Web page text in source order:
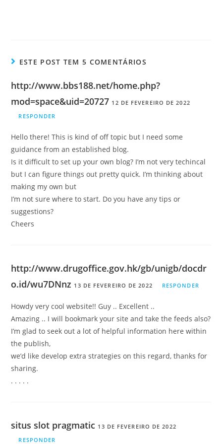
ESTE POST TEM 5 COMENTÁRIOS
http://www.bbs188.net/home.php?
mod=space&uid=20727 12 DE FEVEREIRO DE 2022
RESPONDER
Hello there! This is kind of off topic but I need some
guidance from an established blog.
Is it difficult to set up your own blog? I’m not very techincal
but I can figure things out pretty quick. I’m thinking about
making my own but
I’m not sure where to start. Do you have any tips or
suggestions?
Cheers
http://www.drugoffice.gov.hk/gb/unigb/docdr
o.id/wu7DNnz 13 DE FEVEREIRO DE 2022 RESPONDER
Howdy very cool website!! Guy .. Excellent ..
Amazing .. I will bookmark your site and take the feeds also?
I’m glad to seek out a lot of helpful information here within
the publish,
we’d like develop extra strategies on this regard, thanks for
sharing.
. . . . .
situs slot pragmatic 13 DE FEVEREIRO DE 2022
RESPONDER